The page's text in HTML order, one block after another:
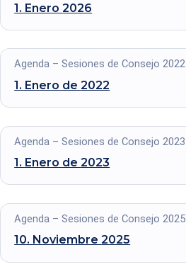
1. Enero2026
Agenda – Sesiones de Consejo 2022
1. Enero de2022
Agenda – Sesiones de Consejo 2023
1. Enero de2023
Agenda – Sesiones de Consejo 2025
10. Noviembre2025